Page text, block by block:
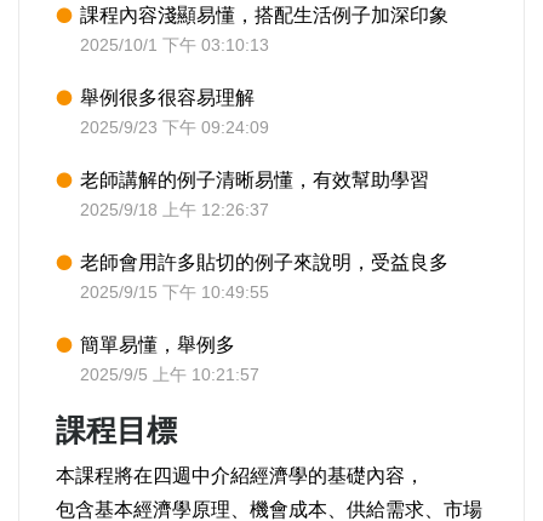
課程內容淺顯易懂，搭配生活例子加深印象
2025/10/1 下午 03:10:13
舉例很多很容易理解
2025/9/23 下午 09:24:09
老師講解的例子清晰易懂，有效幫助學習
2025/9/18 上午 12:26:37
老師會用許多貼切的例子來說明，受益良多
2025/9/15 下午 10:49:55
簡單易懂，舉例多
2025/9/5 上午 10:21:57
課程目標
本課程將在四週中介紹經濟學的基礎內容，
包含基本經濟學原理、機會成本、供給需求、市場